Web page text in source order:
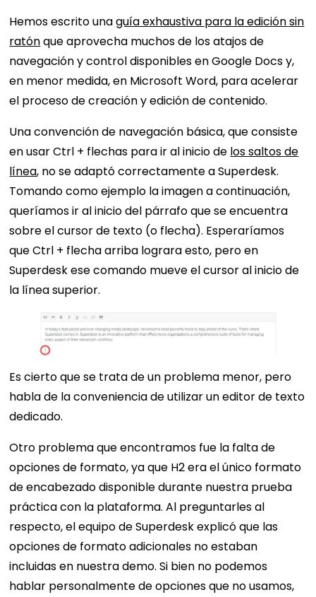
Hemos escrito unaguía exhaustiva para la edición sin
ratónque aprovecha muchos de los atajos de
navegación y control disponibles en Google Docs y,
en menor medida, en Microsoft Word, para acelerar
el proceso de creación y edición de contenido.
Una convención de navegación básica, que consiste
en usar Ctrl + flechas para ir al inicio de los saltos de
línea, no se adaptó correctamente a Superdesk.
Tomando como ejemplo la imagen a continuación,
queríamos ir al inicio del párrafo que se encuentra
sobre el cursor de texto (o flecha). Esperaríamos
que Ctrl + flecha arriba lograra esto, pero en
Superdesk ese comando mueve el cursor al inicio de
la línea superior.
Es cierto que se trata de un problema menor, pero
habla de la conveniencia de utilizar un editor de texto
dedicado.
Otro problema que encontramos fue la falta de
opciones de formato, ya que H2 era el único formato
de encabezado disponible durante nuestra prueba
práctica con la plataforma. Al preguntarles al
respecto, el equipo de Superdesk explicó que las
opciones de formato adicionales no estaban
incluidas en nuestra demo. Si bien no podemos
hablar personalmente de opciones que no usamos,